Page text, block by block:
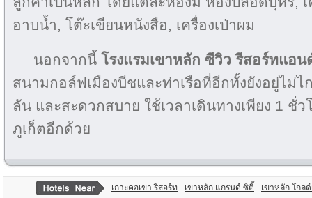
อาบน้ำ, โต๊ะเขียนหนังสือ, เครื่องเป่าผม
นอกจากนี้ โรงแรมเขาหลัก ซีวิว รีสอร์ทแอน
สนามกอล์ฟเมืองบีชและท่าเรือที่อีกทั้งยังอยู่ไม่ไ
ลัน และสะดวกสบาย ใช้เวลาเดินทางเพียง 1 ชั่
ภูเก็ตอีกด้วย
เกาะคอเขา รีสอร์ท เขาหลัก แกรนด์ ซิตี้ เขาหลัก โกล